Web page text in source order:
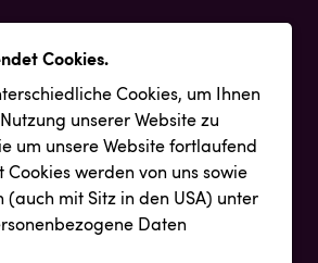
Cookies.
Cookies, um Ihnen
unserer Website zu
um unsere Website fortlaufend
Cookies werden von uns sowie
mit Sitz in den USA) unter
Daten